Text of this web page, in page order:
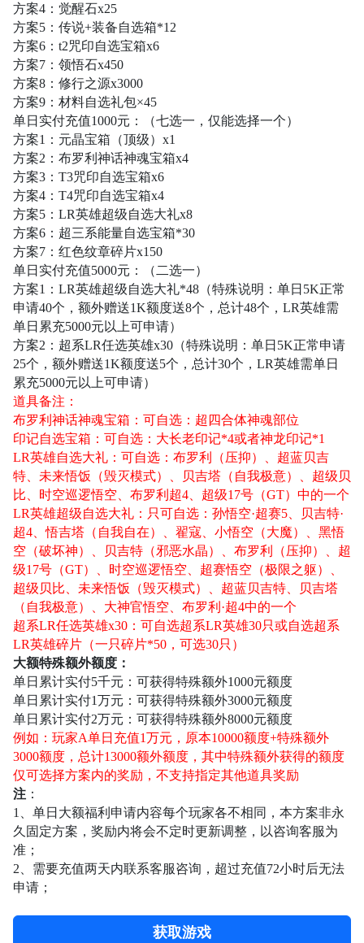
方案4：觉醒石x25
方案5：传说+装备自选箱*12
方案6：t2咒印自选宝箱x6
方案7：领悟石x450
方案8：修行之源x3000
方案9：材料自选礼包×45
单日实付充值1000元：（七选一，仅能选择一个）
方案1：元晶宝箱（顶级）x1
方案2：布罗利神话神魂宝箱x4
方案3：T3咒印自选宝箱x6
方案4：T4咒印自选宝箱x4
方案5 ： LR英雄超级自选大礼x8
方案6：超三系能量自选宝箱*30
方案7：红色纹章碎片x150
单日实付充值5000元：（二选一）
方案1：LR英雄超级自选大礼*48（特殊说明：单日5K正常
申请40个，额外赠送1K额度送8个，总计48个，LR英雄需
单日累充5000元以上可申请）
方案2：超系LR任选英雄x30（特殊说明：单日5K正常申请
25个，额外赠送1K额度送5个，总计30个，LR英雄需单日
累充5000元以上可申请）
道具备注：
布罗利神话神魂宝箱：可自选 ： 超四合体神魂部位
印记自选宝箱：可自选 ： 大长老印记*4或者神龙印记*1
LR英雄自选大礼：可自选 ： 布罗利（压抑）、超蓝贝吉
特、未来悟饭（毁灭模式）、贝吉塔（自我极意）、超级贝
比、时空巡逻悟空、布罗利超4、超级17号（GT）中的一个
LR英雄超级自选大礼：只可自选：孙悟空·超赛5、贝吉特·
超4、悟吉塔（自我自在）、翟寇、小悟空（大魔）、黑悟
空（破坏神）、贝吉特（邪恶水晶）、布罗利（压抑）、超
级17号（GT）、时空巡逻悟空、超赛悟空（极限之躯）、
超级贝比、未来悟饭（毁灭模式）、超蓝贝吉特、贝吉塔
（自我极意）、大神官悟空、布罗利·超4中的一个
超系LR任选英雄x30：可自选超系LR英雄30只或自选超系
LR英雄碎片（一只碎片*50，可选30只）
大额特殊额外额度：
单日累计实付5千元 ： 可获得特殊额外1000元额度
单日累计实付1万元 ： 可获得特殊额外3000元额度
单日累计实付2万元 ： 可获得特殊额外8000元额度
例如：玩家A单日充值1万元，原本10000额度+特殊额外
3000额度，总计13000额外额度，其中特殊额外获得的额度
仅可选择方案内的奖励，不支持指定其他道具奖励
注 ：
1、单日大额福利申请内容每个玩家各不相同，本方案非永
久固定方案，奖励内将会不定时更新调整，以咨询客服为
准；
2、需要充值两天内联系客服咨询，超过充值72小时后无法
申请；
获取游戏